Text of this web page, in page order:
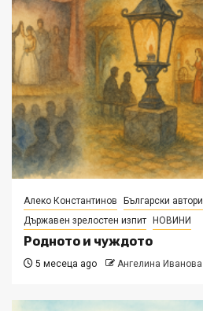
Алеко Константинов Български автори
Държавен зрелостен изпит
НОВИНИ
Родното и чуждото
5 месеца ago Ангелина Иванова